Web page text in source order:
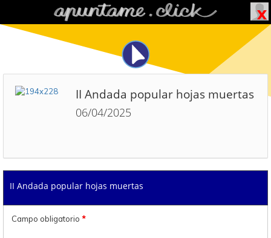
II Andada popular hojas muertas
06/04/2025
II Andada popular hojas muertas
Campo obligatorio *